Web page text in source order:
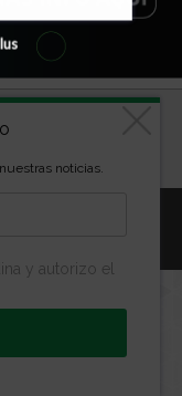
los derechos
noticias.
y autorizo el